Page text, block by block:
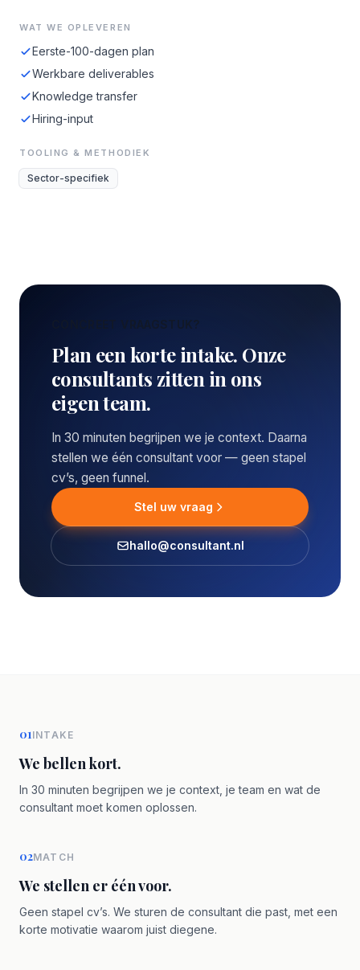
WAT WE OPLEVEREN
Eerste-100-dagen plan
Werkbare deliverables
Knowledge transfer
Hiring-input
TOOLING & METHODIEK
Sector-specifiek
CONCREET VRAAGSTUK?
Plan een korte intake. Onze
consultants zitten in ons
eigen team.
In 30 minuten begrijpen we je context. Daarna
stellen we één consultant voor — geen stapel
cv’s, geen funnel.
Stel uw vraag
hallo@consultant.nl
01INTAKE
We bellen kort.
In 30 minuten begrijpen we je context, je team en wat de
consultant moet komen oplossen.
02MATCH
We stellen er één voor.
Geen stapel cv’s. We sturen de consultant die past, met een
korte motivatie waarom juist diegene.